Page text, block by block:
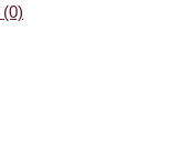
(0)